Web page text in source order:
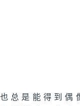
总是能得到偶